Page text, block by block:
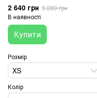
2 640 грн 5 280 грн
В наявності
Купити
Розмір
XS
Колір